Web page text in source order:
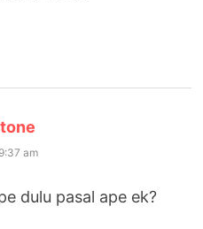
am
dulu pasal ape ek?